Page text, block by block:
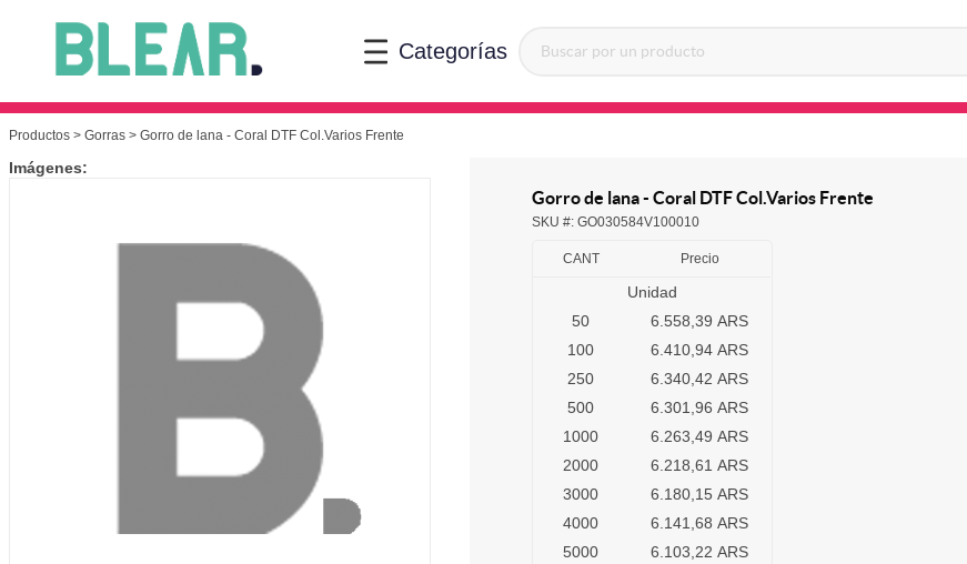
Categorías
Productos > Gorras > Gorro de lana - Coral DTF Col.Varios Frente
Imágenes:
Gorro de lana - Coral DTF Col.Varios Frente
SKU #: GO030584V100010
CANT Precio
Unidad
50
6.558,39 ARS
100
6.410,94 ARS
250
6.340,42 ARS
500
6.301,96 ARS
1000
6.263,49 ARS
2000
6.218,61 ARS
3000
6.180,15 ARS
4000
6.141,68 ARS
5000
6.103,22 ARS